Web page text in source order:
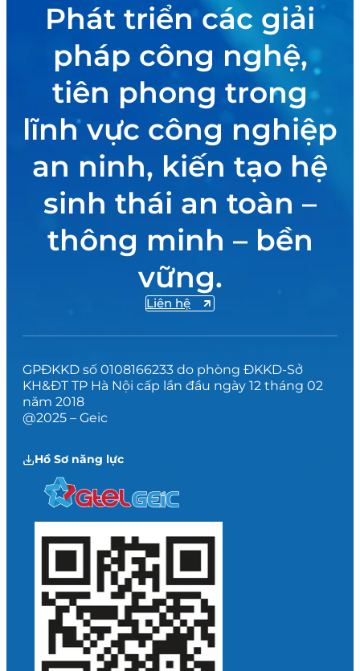
Phát triển các giải
pháp công nghệ,
tiên phong trong
lĩnh vực công nghiệp
an ninh, kiến tạo hệ
sinh thái an toàn –
thông minh – bền
vững.
Liên hệ
GPĐKKD số 0108166233 do phòng ĐKKD-Sở
KH&ĐT TP Hà Nội cấp lần đầu ngày 12 tháng 02
năm 2018
@2025 – Geic
Hồ Sơ năng lực